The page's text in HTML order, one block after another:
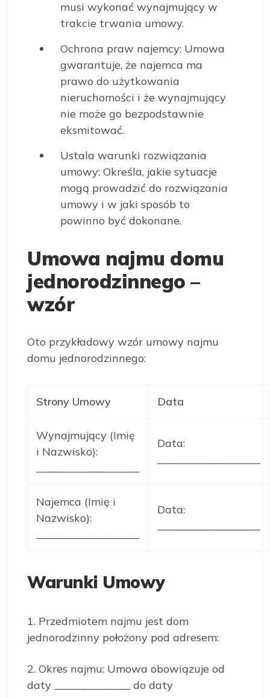
musi wykonać wynajmujący w
trakcie trwania umowy.
Ochrona praw najemcy: Umowa
gwarantuje, że najemca ma
prawo do użytkowania
nieruchomości i że wynajmujący
nie może go bezpodstawnie
eksmitować.
Ustala warunki rozwiązania
umowy: Określa, jakie sytuacje
mogą prowadzić do rozwiązania
umowy i w jaki sposób to
powinno być dokonane.
Umowa najmu domu
jednorodzinnego –
wzór
Oto przykładowy wzór umowy najmu
domu jednorodzinnego:
Strony Umowy Data
Wynajmujący (Imię
i Nazwisko):
Data:
Najemca (Imię i
Nazwisko):
Data:
Warunki Umowy
1. Przedmiotem najmu jest dom
jednorodzinny położony pod adresem:
2. Okres najmu: Umowa obowiązuje od
daty ______________ do daty